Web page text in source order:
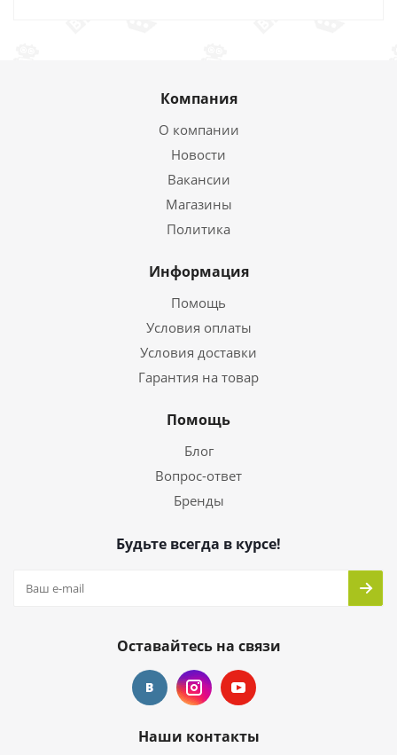
Компания
О компании
Новости
Вакансии
Магазины
Политика
Информация
Помощь
Условия оплаты
Условия доставки
Гарантия на товар
Помощь
Блог
Вопрос-ответ
Бренды
Будьте всегда в курсе!
Оставайтесь на связи
Наши контакты